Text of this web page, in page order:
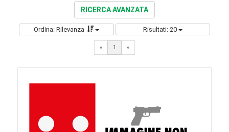
RICERCA AVANZATA
Ordina: Rilevanza Risultati: 20
« 1 «